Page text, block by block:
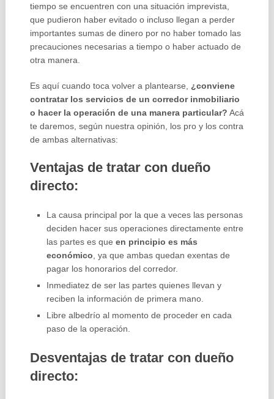
tiempo se encuentren con una situación imprevista,
que pudieron haber evitado o incluso llegan a perder
importantes sumas de dinero por no haber tomado las
precauciones necesarias a tiempo o haber actuado de
otra manera.
Es aquí cuando toca volver a plantearse, ¿conviene
contratar los servicios de un corredor inmobiliario
o hacer la operación de una manera particular? Acá
te daremos, según nuestra opinión, los pro y los contra
de ambas alternativas:
Ventajas de tratar con dueño
directo:
La causa principal por la que a veces las personas
deciden hacer sus operaciones directamente entre
las partes es que en principio es más
económico , ya que ambas quedan exentas de
pagar los honorarios del corredor.
Inmediatez de ser las partes quienes llevan y
reciben la información de primera mano.
Libre albedrío al momento de proceder en cada
paso de la operación.
Desventajas de tratar con dueño
directo: